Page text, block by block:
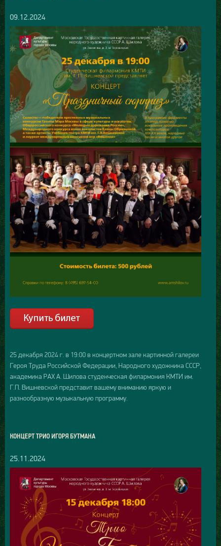
09.12.2024
25 декабря 2024 г. в 19:00 в концертном зале картинной галереи
Героя Труда Российской Федерации, Народного художника СССР,
академика РАХ А. Шилова студенческая филармония КМТИ им.
Г.П. Вишневской представит вашему вниманию яркую и
разнообразную музыкальную программу.
КОНЦЕРТ ТРИО ИГОРЯ БУТМАНА
25.11.2024